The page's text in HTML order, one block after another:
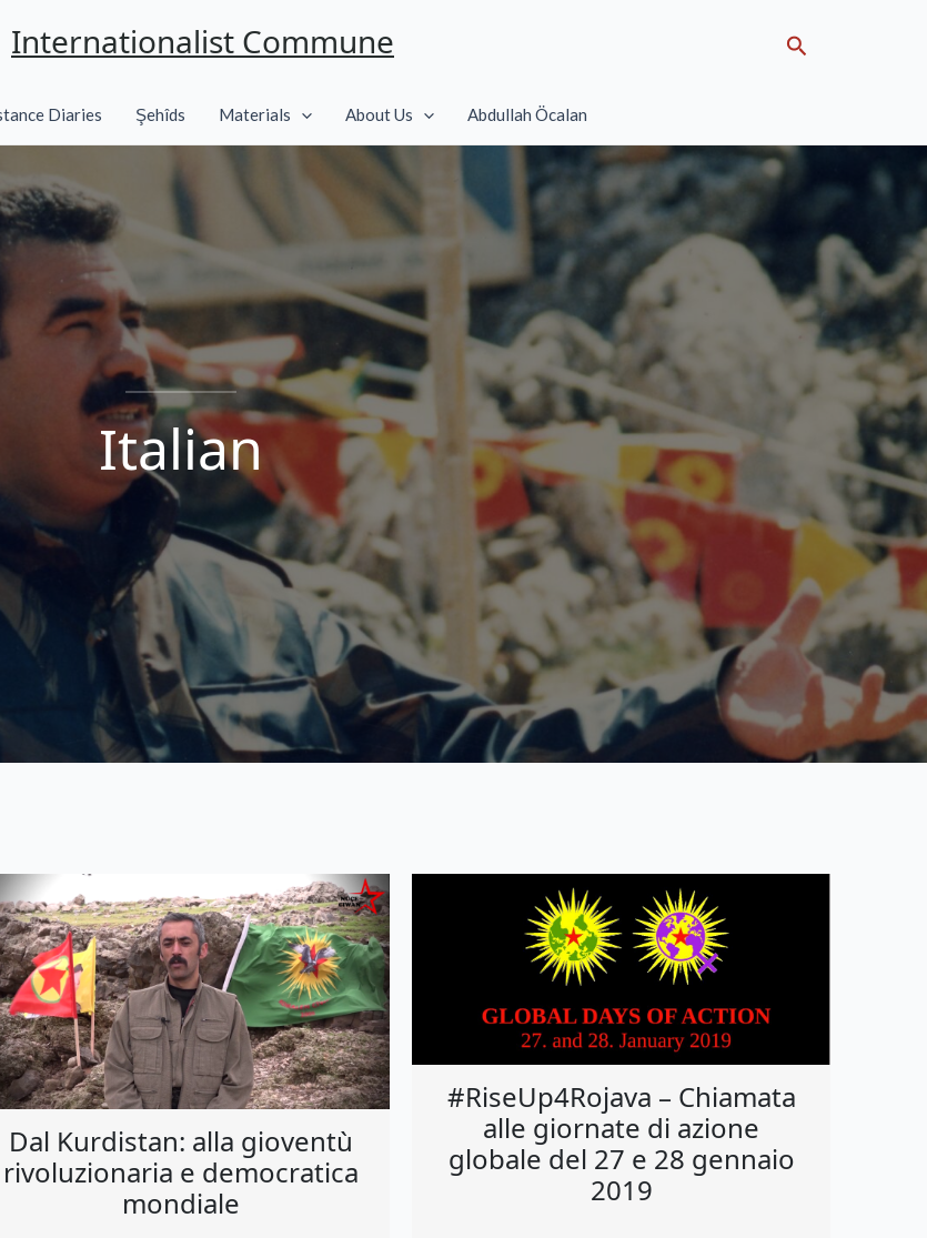
Internationalist Commune Search
Diaries Şehîds Materials About Us Abdullah Öcalan
Italian
Dal Kurdistan: alla gioventù
rivoluzionaria e democratica
mondiale
#RiseUp4Rojava – Chiamata
alle giornate di azione
globale del 27 e 28 gennaio
2019